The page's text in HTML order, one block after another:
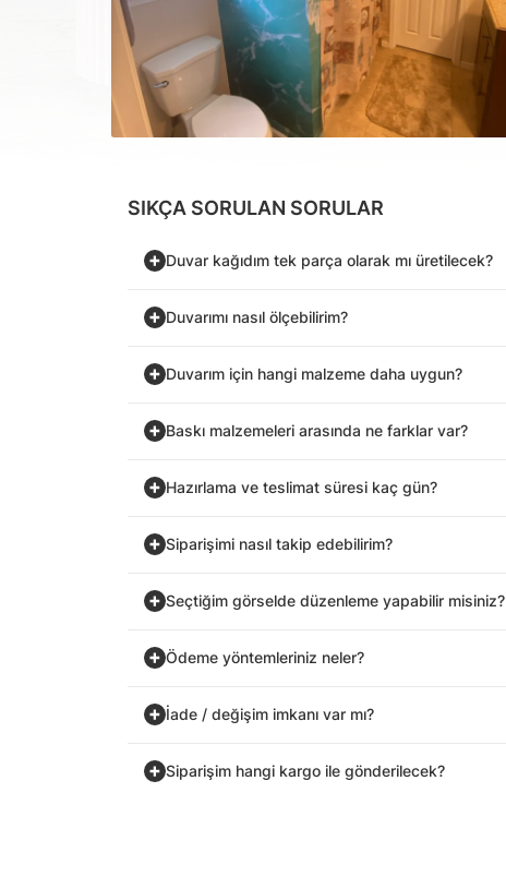
SIKÇA SORULAN SORULAR
Duvar kağıdım tek parça olarak mı üretilecek?
Duvarımı nasıl ölçebilirim?
Duvarım için hangi malzeme daha uygun?
Baskı malzemeleri arasında ne farklar var?
Hazırlama ve teslimat süresi kaç gün?
Siparişimi nasıl takip edebilirim?
Seçtiğim görselde düzenleme yapabilir misiniz?
Ödeme yöntemleriniz neler?
İade / değişim imkanı var mı?
Siparişim hangi kargo ile gönderilecek?